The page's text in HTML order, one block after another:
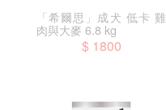
「希爾思」成犬 低卡 雞
肉與大麥 6.8 kg
$ 1800